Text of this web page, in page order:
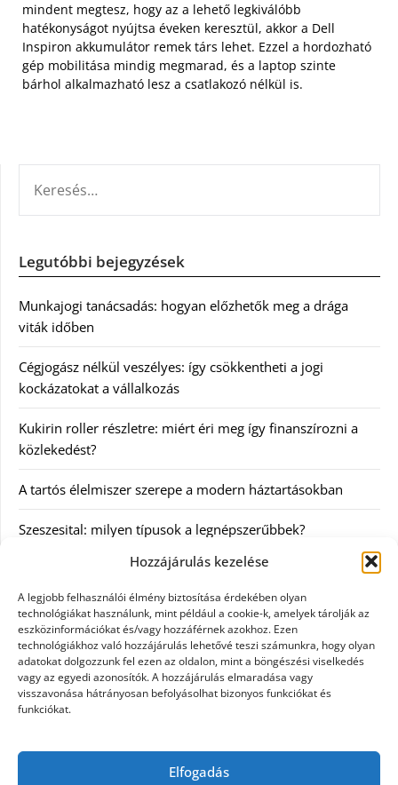
Hozzájárulás kezelése
A legjobb felhasználói élmény biztosítása érdekében olyan
technológiákat használunk, mint például a cookie-k, amelyek tárolják az
eszközinformációkat és/vagy hozzáférnek azokhoz. Ezen
technológiákhoz való hozzájárulás lehetővé teszi számunkra, hogy olyan
adatokat dolgozzunk fel ezen az oldalon, mint a böngészési viselkedés
vagy az egyedi azonosítók. A hozzájárulás elmaradása vagy
visszavonása hátrányosan befolyásolhat bizonyos funkciókat és
funkciókat.
Elfogadás
mindent megtesz, hogy az a lehető legkiválóbb
hatékonyságot nyújtsa éveken keresztül, akkor a Dell
Inspiron akkumulátor remek társ lehet. Ezzel a hordozható
gép mobilitása mindig megmarad, és a laptop szinte
bárhol alkalmazható lesz a csatlakozó nélkül is.
Legutóbbi bejegyzések
Munkajogi tanácsadás: hogyan előzhetők meg a drága
viták időben
Cégjogász nélkül veszélyes: így csökkentheti a jogi
kockázatokat a vállalkozás
Kukirin roller részletre: miért éri meg így finanszírozni a
közlekedést?
A tartós élelmiszer szerepe a modern háztartásokban
Szeszesital: milyen típusok a legnépszerűbbek?
Egyéb
Irodalom
Szolgáltatás
Szórakozás